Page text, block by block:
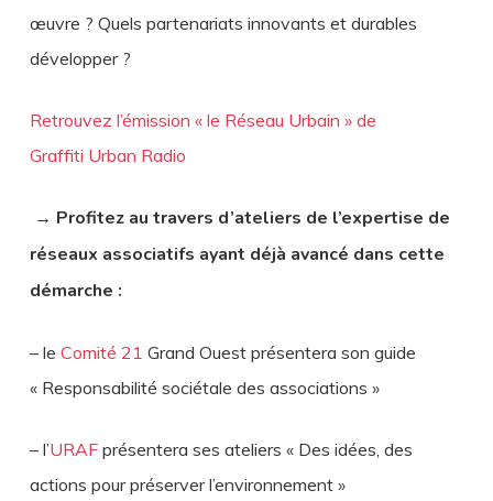
œuvre ? Quels partenariats innovants et durables
développer ?
Retrouvez l’émission « le Réseau Urbain » de
Graffiti Urban Radio
→ Profitez au travers d’ateliers de l’expertise de
réseaux associatifs ayant déjà avancé dans cette
démarche :
– le Comité 21 Grand Ouest présentera son guide
« Responsabilité sociétale des associations »
– l’URAFprésentera ses ateliers « Des idées, des
actions pour préserver l’environnement »